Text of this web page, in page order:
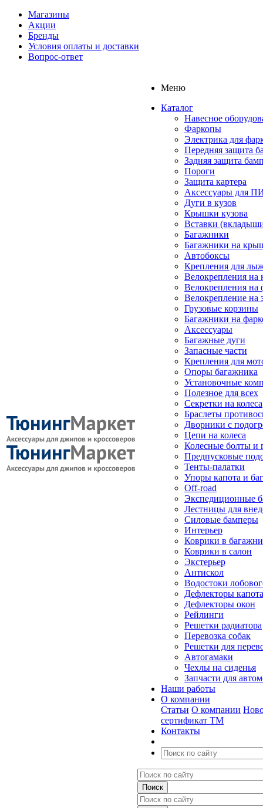
Магазины
Акции
Бренды
Условия оплаты и доставки
Вопрос-ответ
Меню
Каталог
Навесное
Фаркопы
Электрика для
Передняя защита
Задняя защита
Пороги
Защита картера
Аксессуары для
Дуги в кузов
Крышки кузова
Вставки
Багажники
Багажники на
Автобоксы
Крепления для
Велокрепления
Велокрепления на
Велокрепление на
Грузовые корзины
Багажники на
Аксессуары
Багажные дуги
Запасные части
Крепления для
Опоры багажника
Установочные
Полезное для всех
Секретки на колеса
Браслеты
Дворники с
Цепи на колеса
Колесные болты и
Предпусковые
Тенты-палатки
Упоры капота и
Off-road
Экспедиционные
Лестницы для
Силовые бамперы
Интерьер
Коврики в
Коврики в салон
Экстерьер
Антискол
Водостоки
Дефлекторы капота
Дефлекторы окон
Рейлинги
Решетки радиатора
Перевозка собак
Решетки для
Автогамаки
Чехлы на сиденья
Запчасти для
Наши работы
О компании
Статьи О компании
сертификат ТМ
Контакты